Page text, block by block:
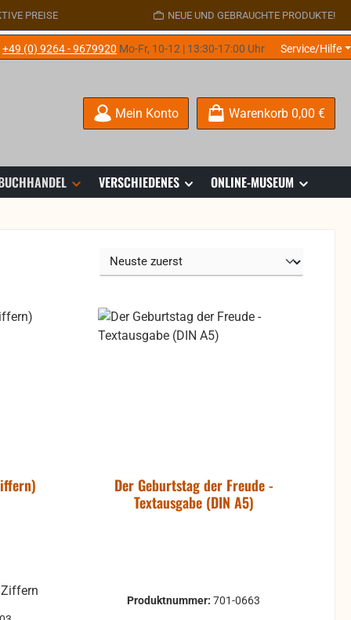
PREISE NEUE UND GEBRAUCHTE PRODUKTE!
+49 (0) 9264 - 9679920 Mo-Fr, 10-12 | 13:30-17:00 Uhr Service/Hilfe
Mein Konto Warenkorb 0,00 €
VERSCHIEDENES ONLINE-MUSEUM
Der Geburtstag der Freude -
Textausgabe (DIN A5)
Produktnummer:701-0663